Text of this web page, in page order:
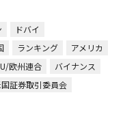
ドバイ
ランキング
アメリカ
欧州連合
バイナンス
証券取引委員会